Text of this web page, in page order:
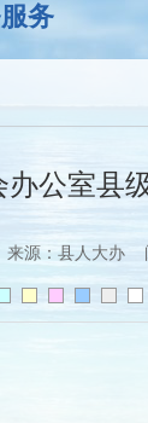
务
公室县
源：县人大办